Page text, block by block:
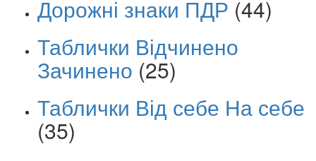
Дорожні знаки ПДР (44)
Таблички Відчинено
Зачинено (25)
Таблички Від себе На себе
(35)